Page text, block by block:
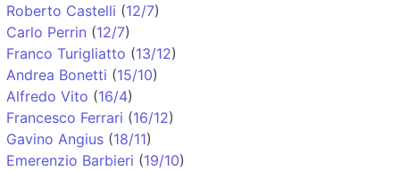
Roberto Castelli (12/7)
Carlo Perrin (12/7)
Franco Turigliatto (13/12)
Andrea Bonetti (15/10)
Alfredo Vito (16/4)
Francesco Ferrari (16/12)
Gavino Angius (18/11)
Emerenzio Barbieri (19/10)